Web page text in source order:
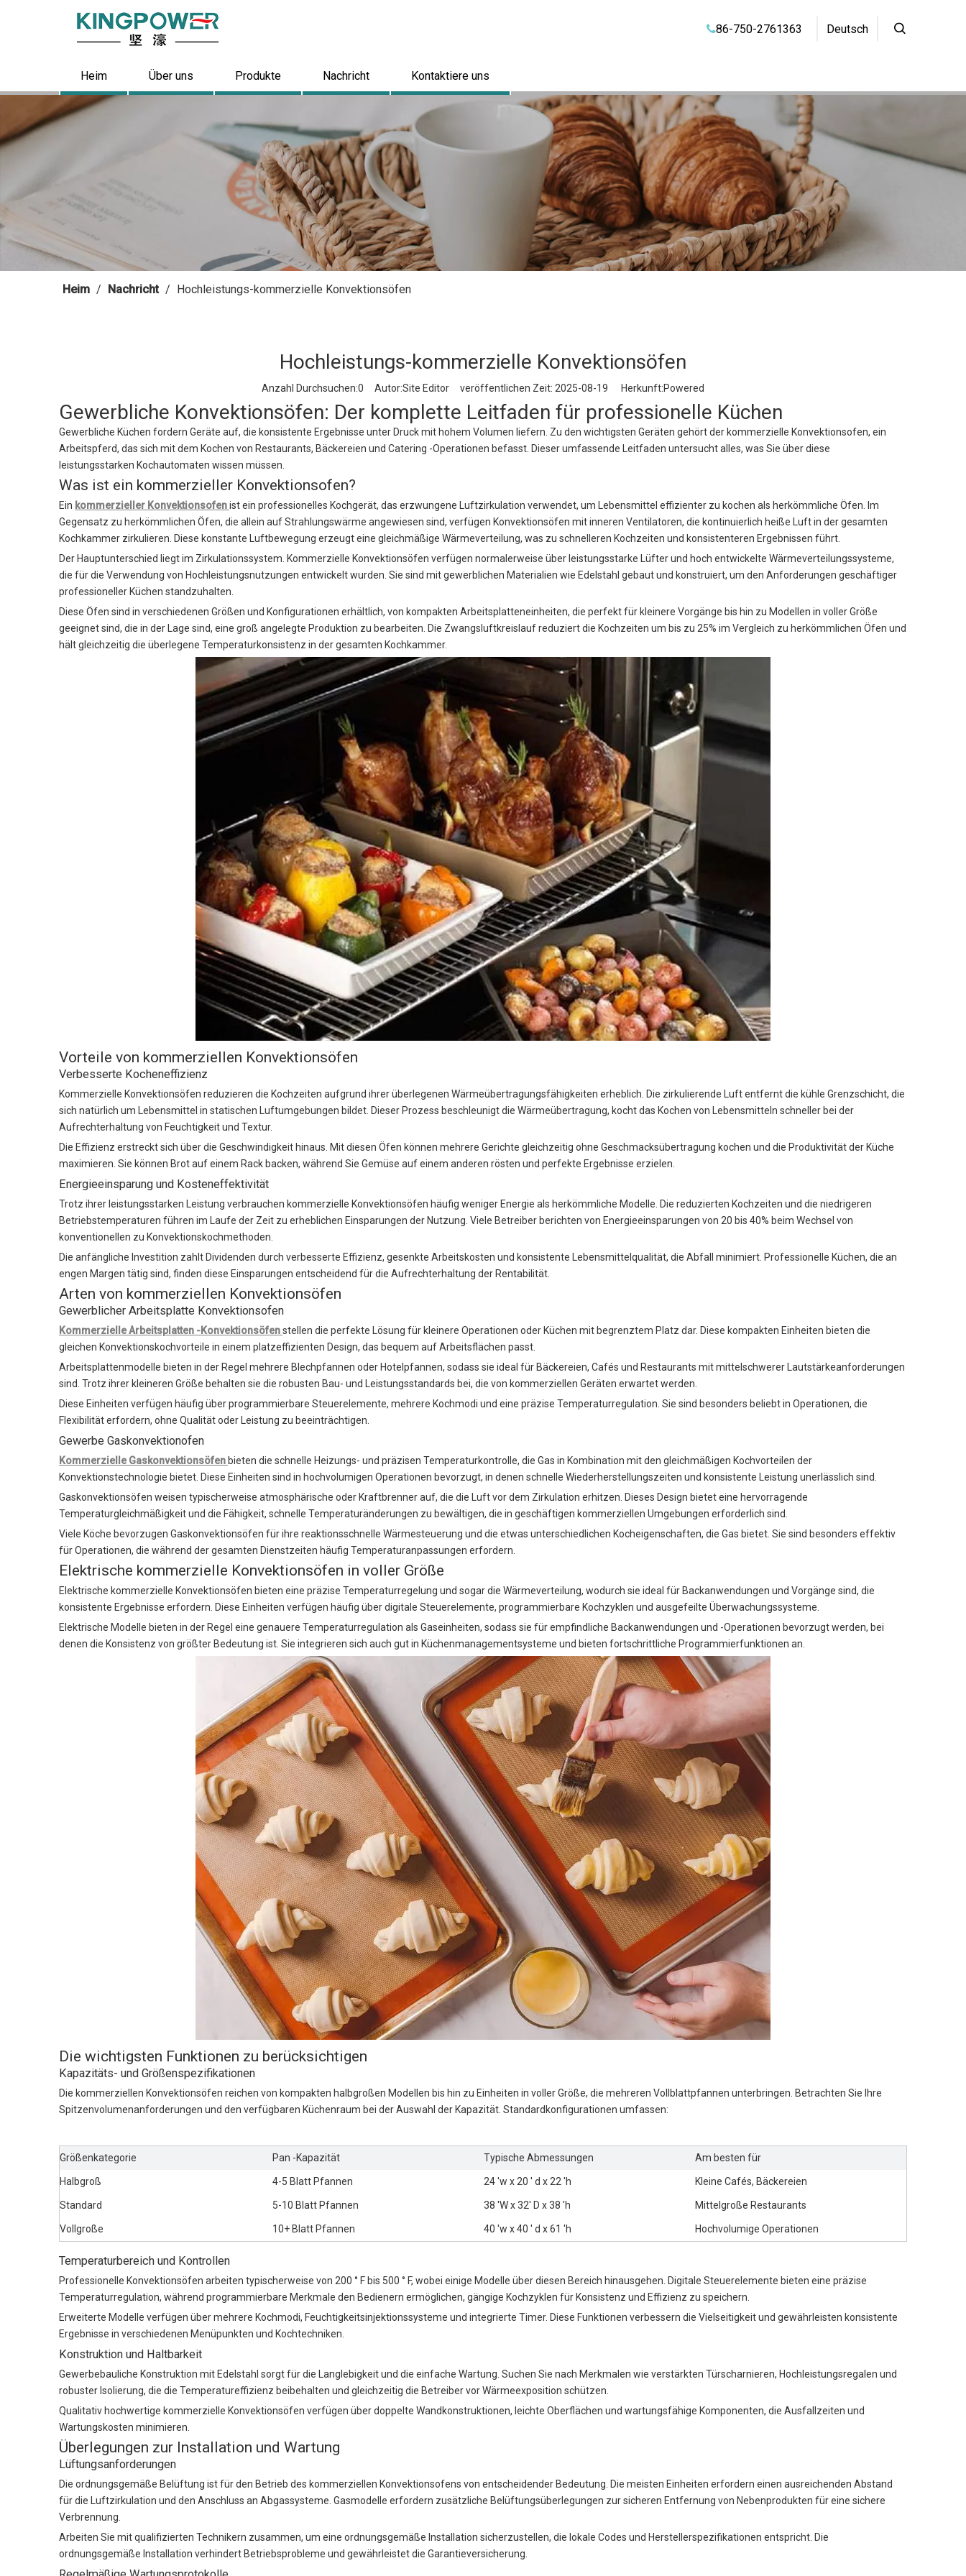
86-750-2761363 Deutsch
Heim Über uns Produkte Nachricht Kontaktiere uns
Heim / Nachricht / Hochleistungs-kommerzielle Konvektionsöfen
Hochleistungs-kommerzielle Konvektionsöfen
Anzahl Durchsuchen:0 Autor:Site Editor veröffentlichen Zeit: 2025-08-19 Herkunft:Powered
Gewerbliche Konvektionsöfen: Der komplette Leitfaden für professionelle Küchen
Gewerbliche Küchen fordern Geräte auf, die konsistente Ergebnisse unter Druck mit hohem Volumen liefern. Zu den wichtigsten Geräten gehört der kommerzielle Konvektionsofen, ein
Arbeitspferd, das sich mit dem Kochen von Restaurants, Bäckereien und Catering -Operationen befasst. Dieser umfassende Leitfaden untersucht alles, was Sie über diese
leistungsstarken Kochautomaten wissen müssen.
Was ist ein kommerzieller Konvektionsofen?
Ein kommerzieller Konvektionsofenist ein professionelles Kochgerät, das erzwungene Luftzirkulation verwendet, um Lebensmittel effizienter zu kochen als herkömmliche Öfen. Im
Gegensatz zu herkömmlichen Öfen, die allein auf Strahlungswärme angewiesen sind, verfügen Konvektionsöfen mit inneren Ventilatoren, die kontinuierlich heiße Luft in der gesamten
Kochkammer zirkulieren. Diese konstante Luftbewegung erzeugt eine gleichmäßige Wärmeverteilung, was zu schnelleren Kochzeiten und konsistenteren Ergebnissen führt.
Der Hauptunterschied liegt im Zirkulationssystem. Kommerzielle Konvektionsöfen verfügen normalerweise über leistungsstarke Lüfter und hoch entwickelte Wärmeverteilungssysteme,
die für die Verwendung von Hochleistungsnutzungen entwickelt wurden. Sie sind mit gewerblichen Materialien wie Edelstahl gebaut und konstruiert, um den Anforderungen geschäftiger
professioneller Küchen standzuhalten.
Diese Öfen sind in verschiedenen Größen und Konfigurationen erhältlich, von kompakten Arbeitsplatteneinheiten, die perfekt für kleinere Vorgänge bis hin zu Modellen in voller Größe
geeignet sind, die in der Lage sind, eine groß angelegte Produktion zu bearbeiten. Die Zwangsluftkreislauf reduziert die Kochzeiten um bis zu 25% im Vergleich zu herkömmlichen Öfen und
hält gleichzeitig die überlegene Temperaturkonsistenz in der gesamten Kochkammer.
Vorteile von kommerziellen Konvektionsöfen
Verbesserte Kocheneffizienz
Kommerzielle Konvektionsöfen reduzieren die Kochzeiten aufgrund ihrer überlegenen Wärmeübertragungsfähigkeiten erheblich. Die zirkulierende Luft entfernt die kühle Grenzschicht, die
sich natürlich um Lebensmittel in statischen Luftumgebungen bildet. Dieser Prozess beschleunigt die Wärmeübertragung, kocht das Kochen von Lebensmitteln schneller bei der
Aufrechterhaltung von Feuchtigkeit und Textur.
Die Effizienz erstreckt sich über die Geschwindigkeit hinaus. Mit diesen Öfen können mehrere Gerichte gleichzeitig ohne Geschmacksübertragung kochen und die Produktivität der Küche
maximieren. Sie können Brot auf einem Rack backen, während Sie Gemüse auf einem anderen rösten und perfekte Ergebnisse erzielen.
Energieeinsparung und Kosteneffektivität
Trotz ihrer leistungsstarken Leistung verbrauchen kommerzielle Konvektionsöfen häufig weniger Energie als herkömmliche Modelle. Die reduzierten Kochzeiten und die niedrigeren
Betriebstemperaturen führen im Laufe der Zeit zu erheblichen Einsparungen der Nutzung. Viele Betreiber berichten von Energieeinsparungen von 20 bis 40% beim Wechsel von
konventionellen zu Konvektionskochmethoden.
Die anfängliche Investition zahlt Dividenden durch verbesserte Effizienz, gesenkte Arbeitskosten und konsistente Lebensmittelqualität, die Abfall minimiert. Professionelle Küchen, die an
engen Margen tätig sind, finden diese Einsparungen entscheidend für die Aufrechterhaltung der Rentabilität.
Arten von kommerziellen Konvektionsöfen
Gewerblicher Arbeitsplatte Konvektionsofen
Kommerzielle Arbeitsplatten -Konvektionsöfenstellen die perfekte Lösung für kleinere Operationen oder Küchen mit begrenztem Platz dar. Diese kompakten Einheiten bieten die
gleichen Konvektionskochvorteile in einem platzeffizienten Design, das bequem auf Arbeitsflächen passt.
Arbeitsplattenmodelle bieten in der Regel mehrere Blechpfannen oder Hotelpfannen, sodass sie ideal für Bäckereien, Cafés und Restaurants mit mittelschwerer Lautstärkeanforderungen
sind. Trotz ihrer kleineren Größe behalten sie die robusten Bau- und Leistungsstandards bei, die von kommerziellen Geräten erwartet werden.
Diese Einheiten verfügen häufig über programmierbare Steuerelemente, mehrere Kochmodi und eine präzise Temperaturregulation. Sie sind besonders beliebt in Operationen, die
Flexibilität erfordern, ohne Qualität oder Leistung zu beeinträchtigen.
Gewerbe Gaskonvektionofen
Kommerzielle Gaskonvektionsöfen bieten die schnelle Heizungs- und präzisen Temperaturkontrolle, die Gas in Kombination mit den gleichmäßigen Kochvorteilen der
Konvektionstechnologie bietet. Diese Einheiten sind in hochvolumigen Operationen bevorzugt, in denen schnelle Wiederherstellungszeiten und konsistente Leistung unerlässlich sind.
Gaskonvektionsöfen weisen typischerweise atmosphärische oder Kraftbrenner auf, die die Luft vor dem Zirkulation erhitzen. Dieses Design bietet eine hervorragende
Temperaturgleichmäßigkeit und die Fähigkeit, schnelle Temperaturänderungen zu bewältigen, die in geschäftigen kommerziellen Umgebungen erforderlich sind.
Viele Köche bevorzugen Gaskonvektionsöfen für ihre reaktionsschnelle Wärmesteuerung und die etwas unterschiedlichen Kocheigenschaften, die Gas bietet. Sie sind besonders effektiv
für Operationen, die während der gesamten Dienstzeiten häufig Temperaturanpassungen erfordern.
Elektrische kommerzielle Konvektionsöfen in voller Größe
Elektrische kommerzielle Konvektionsöfen bieten eine präzise Temperaturregelung und sogar die Wärmeverteilung, wodurch sie ideal für Backanwendungen und Vorgänge sind, die
konsistente Ergebnisse erfordern. Diese Einheiten verfügen häufig über digitale Steuerelemente, programmierbare Kochzyklen und ausgefeilte Überwachungssysteme.
Elektrische Modelle bieten in der Regel eine genauere Temperaturregulation als Gaseinheiten, sodass sie für empfindliche Backanwendungen und -Operationen bevorzugt werden, bei
denen die Konsistenz von größter Bedeutung ist. Sie integrieren sich auch gut in Küchenmanagementsysteme und bieten fortschrittliche Programmierfunktionen an.
Die wichtigsten Funktionen zu berücksichtigen
Kapazitäts- und Größenspezifikationen
Die kommerziellen Konvektionsöfen reichen von kompakten halbgroßen Modellen bis hin zu Einheiten in voller Größe, die mehreren Vollblattpfannen unterbringen. Betrachten Sie Ihre
Spitzenvolumenanforderungen und den verfügbaren Küchenraum bei der Auswahl der Kapazität. Standardkonfigurationen umfassen:
Größenkategorie Pan -Kapazität Typische Abmessungen Am besten für
Halbgroß 4-5 Blatt Pfannen 24 'w x 20 ' d x 22 'h Kleine Cafés, Bäckereien
Standard 5-10 Blatt Pfannen 38 'W x 32' D x 38 'h Mittelgroße Restaurants
Vollgroße 10+ Blatt Pfannen 40 'w x 40 ' d x 61 'h Hochvolumige Operationen
Temperaturbereich und Kontrollen
Professionelle Konvektionsöfen arbeiten typischerweise von 200 ° F bis 500 ° F, wobei einige Modelle über diesen Bereich hinausgehen. Digitale Steuerelemente bieten eine präzise
Temperaturregulation, während programmierbare Merkmale den Bedienern ermöglichen, gängige Kochzyklen für Konsistenz und Effizienz zu speichern.
Erweiterte Modelle verfügen über mehrere Kochmodi, Feuchtigkeitsinjektionssysteme und integrierte Timer. Diese Funktionen verbessern die Vielseitigkeit und gewährleisten konsistente
Ergebnisse in verschiedenen Menüpunkten und Kochtechniken.
Konstruktion und Haltbarkeit
Gewerbebauliche Konstruktion mit Edelstahl sorgt für die Langlebigkeit und die einfache Wartung. Suchen Sie nach Merkmalen wie verstärkten Türscharnieren, Hochleistungsregalen und
robuster Isolierung, die die Temperatureffizienz beibehalten und gleichzeitig die Betreiber vor Wärmeexposition schützen.
Qualitativ hochwertige kommerzielle Konvektionsöfen verfügen über doppelte Wandkonstruktionen, leichte Oberflächen und wartungsfähige Komponenten, die Ausfallzeiten und
Wartungskosten minimieren.
Überlegungen zur Installation und Wartung
Lüftungsanforderungen
Die ordnungsgemäße Belüftung ist für den Betrieb des kommerziellen Konvektionsofens von entscheidender Bedeutung. Die meisten Einheiten erfordern einen ausreichenden Abstand
für die Luftzirkulation und den Anschluss an Abgassysteme. Gasmodelle erfordern zusätzliche Belüftungsüberlegungen zur sicheren Entfernung von Nebenprodukten für eine sichere
Verbrennung.
Arbeiten Sie mit qualifizierten Technikern zusammen, um eine ordnungsgemäße Installation sicherzustellen, die lokale Codes und Herstellerspezifikationen entspricht. Die
ordnungsgemäße Installation verhindert Betriebsprobleme und gewährleistet die Garantieversicherung.